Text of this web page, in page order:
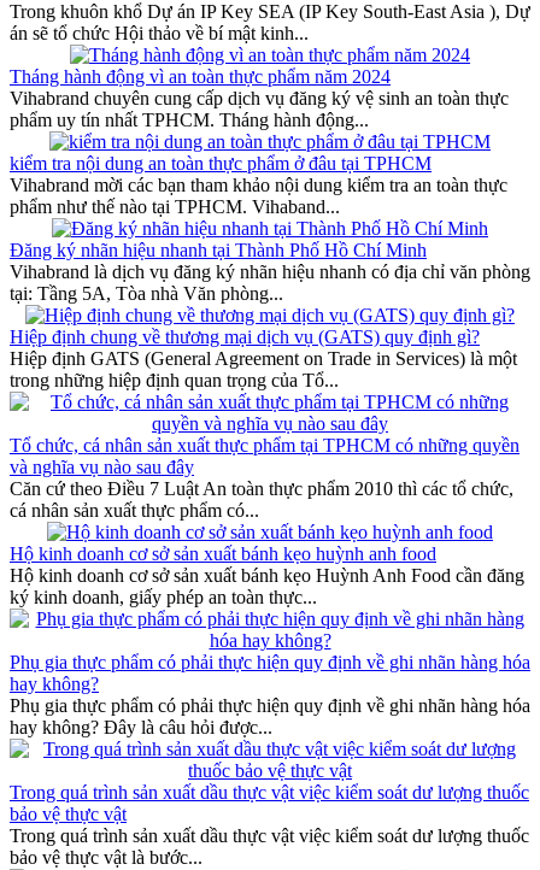
Trong khuôn khổ Dự án IP Key SEA (IP Key South-East Asia ), Dự
án sẽ tổ chức Hội thảo về bí mật kinh...
Tháng hành động vì an toàn thực phẩm năm 2024
Vihabrand chuyên cung cấp dịch vụ đăng ký vệ sinh an toàn thực
phẩm uy tín nhất TPHCM. Tháng hành động...
kiểm tra nội dung an toàn thực phẩm ở đâu tại TPHCM
Vihabrand mời các bạn tham khảo nội dung kiểm tra an toàn thực
phẩm như thế nào tại TPHCM. Vihaband...
Đăng ký nhãn hiệu nhanh tại Thành Phố Hồ Chí Minh
Vihabrand là dịch vụ đăng ký nhãn hiệu nhanh có địa chỉ văn phòng
tại: Tầng 5A, Tòa nhà Văn phòng...
Hiệp định chung về thương mại dịch vụ (GATS) quy định gì?
Hiệp định GATS (General Agreement on Trade in Services) là một
trong những hiệp định quan trọng của Tổ...
Tổ chức, cá nhân sản xuất thực phẩm tại TPHCM có những quyền
và nghĩa vụ nào sau đây
Căn cứ theo Điều 7 Luật An toàn thực phẩm 2010 thì các tổ chức,
cá nhân sản xuất thực phẩm có...
Hộ kinh doanh cơ sở sản xuất bánh kẹo huỳnh anh food
Hộ kinh doanh cơ sở sản xuất bánh kẹo Huỳnh Anh Food cần đăng
ký kinh doanh, giấy phép an toàn thực...
Phụ gia thực phẩm có phải thực hiện quy định về ghi nhãn hàng hóa
hay không?
Phụ gia thực phẩm có phải thực hiện quy định về ghi nhãn hàng hóa
hay không? Đây là câu hỏi được...
Trong quá trình sản xuất dầu thực vật việc kiểm soát dư lượng thuốc
bảo vệ thực vật
Trong quá trình sản xuất dầu thực vật việc kiểm soát dư lượng thuốc
bảo vệ thực vật là bước...